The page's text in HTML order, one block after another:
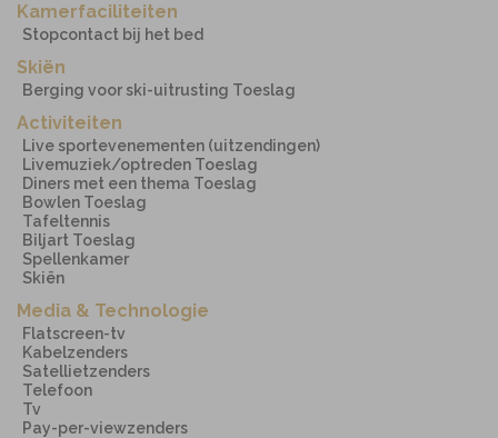
Kamerfaciliteiten
Stopcontact bij het bed
Skiën
Berging voor ski-uitrusting Toeslag
Activiteiten
Live sportevenementen (uitzendingen)
Livemuziek/optreden Toeslag
Diners met een thema Toeslag
Bowlen Toeslag
Tafeltennis
Biljart Toeslag
Spellenkamer
Skiën
Media & Technologie
Flatscreen-tv
Kabelzenders
Satellietzenders
Telefoon
Tv
Pay-per-viewzenders